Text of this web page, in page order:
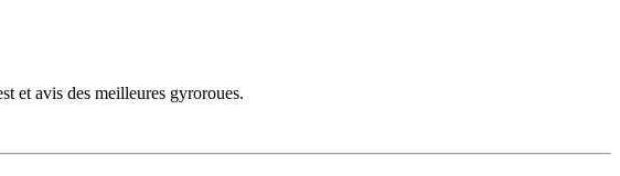
et avis des meilleures gyroroues.